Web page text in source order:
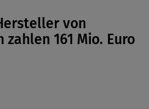
von
161 Mio. Euro